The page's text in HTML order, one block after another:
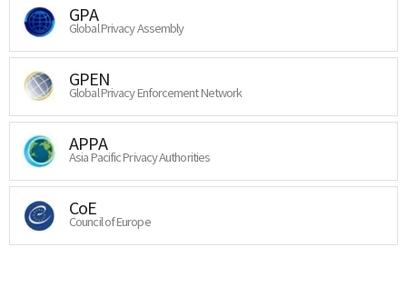
GPA
Global Privacy Assembly
GPEN
Global Privacy Enforcement Network
APPA
Asia Pacific Privacy Authorities
CoE
Council of Europe